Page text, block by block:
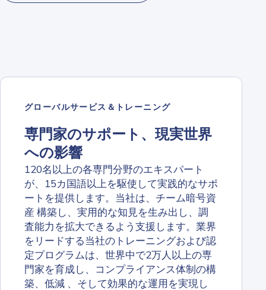
グローバルサービス＆トレーニング
専門家のサポート、現実世界
への影響
120名以上の各専門分野のエキスパート
が、15カ国語以上を駆使して実践的なサポ
ートを提供します。当社は、チーム暗号資
産 構築し、実用的な知見を生み出し、調
査能力を拡大できるよう支援します。業界
をリードする当社のトレーニングおよび認
定プログラムは、世界中で2万人以上の専
門家を育成し、コンプライアンス体制の構
築、低減 、そして効果的な運用を実現し